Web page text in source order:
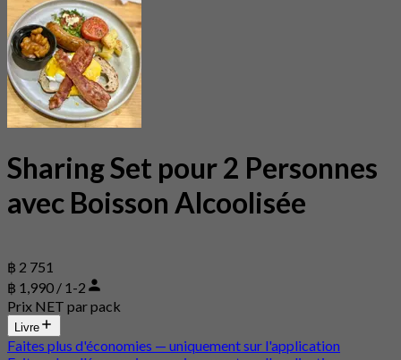
Sharing Set pour 2 Personnes
avec Boisson Alcoolisée
฿ 2 751
฿ 1,990 / 1-2
Prix NET par pack
Livre
Faites plus d'économies — uniquement sur l'application